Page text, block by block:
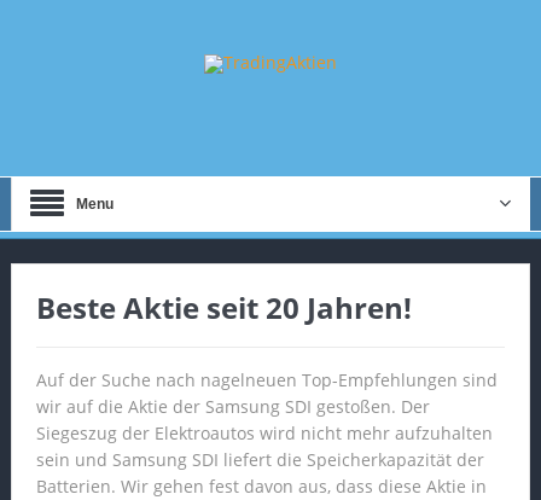
Menu
Beste Aktie seit 20 Jahren!
Auf der Suche nach nagelneuen Top-Empfehlungen sind
wir auf die Aktie der Samsung SDI gestoßen. Der
Siegeszug der Elektroautos wird nicht mehr aufzuhalten
sein und Samsung SDI liefert die Speicherkapazität der
Batterien. Wir gehen fest davon aus, dass diese Aktie in